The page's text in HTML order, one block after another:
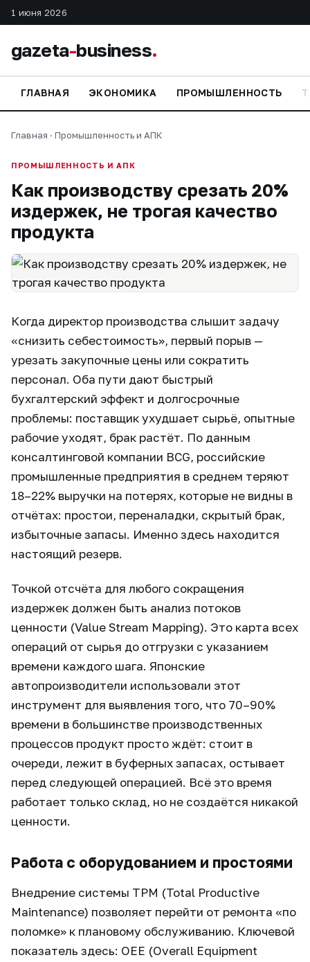
1 июня 2026
gazeta-business.
ГЛАВНАЯ ЭКОНОМИКА ПРОМЫШЛЕННОСТЬ
Главная · Промышленность и АПК
ПРОМЫШЛЕННОСТЬ И АПК
Как производству срезать 20%
издержек, не трогая качество
продукта
Когда директор производства слышит задачу
«снизить себестоимость», первый порыв —
урезать закупочные цены или сократить
персонал. Оба пути дают быстрый
бухгалтерский эффект и долгосрочные
проблемы: поставщик ухудшает сырьё, опытные
рабочие уходят, брак растёт. По данным
консалтинговой компании BCG, российские
промышленные предприятия в среднем теряют
18–22% выручки на потерях, которые не видны в
отчётах: простои, переналадки, скрытый брак,
избыточные запасы. Именно здесь находится
настоящий резерв.
Точкой отсчёта для любого сокращения
издержек должен быть анализ потоков
ценности (Value Stream Mapping). Это карта всех
операций от сырья до отгрузки с указанием
времени каждого шага. Японские
автопроизводители использовали этот
инструмент для выявления того, что 70–90%
времени в большинстве производственных
процессов продукт просто ждёт: стоит в
очереди, лежит в буферных запасах, остывает
перед следующей операцией. Всё это время
работает только склад, но не создаётся никакой
ценности.
Работа с оборудованием и простоями
Внедрение системы ТРМ (Total Productive
Maintenance) позволяет перейти от ремонта «по
поломке» к плановому обслуживанию. Ключевой
показатель здесь: OEE (Overall Equipment